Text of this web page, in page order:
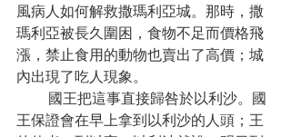
風病人如何解救撒瑪利亞城。那時，撒
瑪利亞被長久圍困，食物不足而價格飛
漲，禁止食用的動物也賣出了高價；城
內出現了吃人現象。
王保證會在早上拿到以利沙的人頭；王